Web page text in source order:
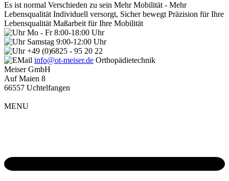
Es ist normal Verschieden zu sein Mehr Mobilität - Mehr
Lebensqualität Individuell versorgt, Sicher bewegt Präzision für Ihre
Lebensqualität Maßarbeit für Ihre Mobilität
Mo - Fr 8:00-18:00 Uhr
Samstag 9:00-12:00 Uhr
+49 (0)6825 - 95 20 22
info@ot-meiser.de Orthopädietechnik
Meiser GmbH
Auf Maien 8
66557 Uchtelfangen
MENU